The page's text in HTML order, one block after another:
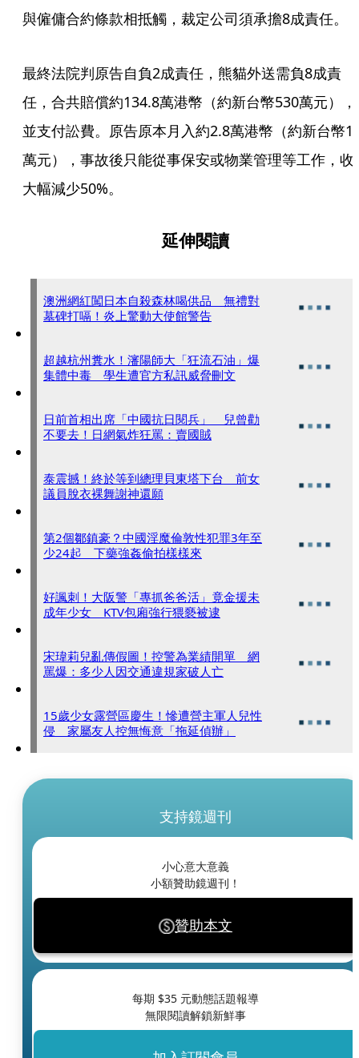
與僱傭合約條款相抵觸，裁定公司須承擔8成責任。
最終法院判原告自負2成責任，熊貓外送需負8成責
任，合共賠償約134.8萬港幣（約新台幣530萬元），
並支付訟費。原告原本月入約2.8萬港幣（約新台幣
萬元），事故後只能從事保安或物業管理等工作，收
大幅減少50%。
延伸閱讀
澳洲網紅闖日本自殺森林喝供品 無禮對
墓碑打嗝！炎上驚動大使館警告
超越杭州糞水！瀋陽師大「狂流石油」爆
集體中毒 學生遭官方私訊威脅刪文
日前首相出席「中國抗日閱兵」 兒曾勸
不要去！日網氣炸狂罵：賣國賊
泰震撼！終於等到總理貝東塔下台 前女
議員脫衣裸舞謝神還願
第2個鄒鎮豪？中國淫魔倫敦性犯罪3年至
少24起 下藥強姦偷拍樣樣來
好諷刺！大阪警「專抓爸爸活」竟金援未
成年少女 KTV包廂強行猥褻被逮
宋瑋莉兒亂傳假圖！控警為業績開單 網
罵爆：多少人因交通違規家破人亡
15歲少女露營區慶生！慘遭營主軍人兒性
侵 家屬友人控無悔意「拖延偵辦」
支持鏡週刊
小心意大意義
小額贊助鏡週刊！
贊助本文
每期 $35 元動態話題報導
無限閱讀解鎖新鮮事